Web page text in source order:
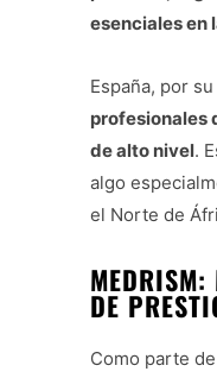
esenciales en
España, por
profesionales
de alto nivel.
algo
el Norte de
MEDRISM:
DE
Como parte